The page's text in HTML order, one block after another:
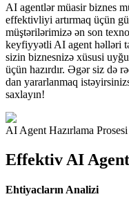
AI agentlər müasir biznes
effektivliyi artırmaq üçün
müştərilərimizə ən son
keyfiyyətli AI agent həlləri
sizin biznesnizə xüsusi
üçün hazırdır. Əgər siz də
dan yararlanmaq
saxlayın!
AI Agent Hazırlama Prosesi
Effektiv AI
Ehtiyacların Analizi